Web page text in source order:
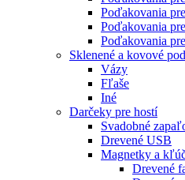
Poďakovania
Poďakovania
Poďakovania
Sklenené a kovové
Vázy
Fľaše
Iné
Darčeky pre hostí
Svadobné
Drevené USB
Magnetky a
Drevené